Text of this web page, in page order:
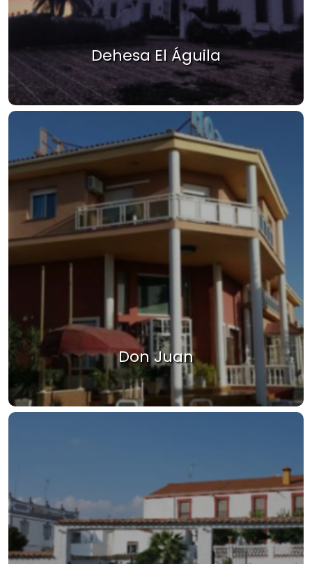
Dehesa El Águila
Don Juan